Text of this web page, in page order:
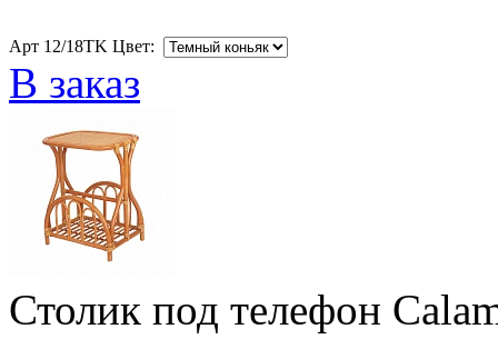
Арт 12/18ТK Цвет:
В заказ
Столик под телефон